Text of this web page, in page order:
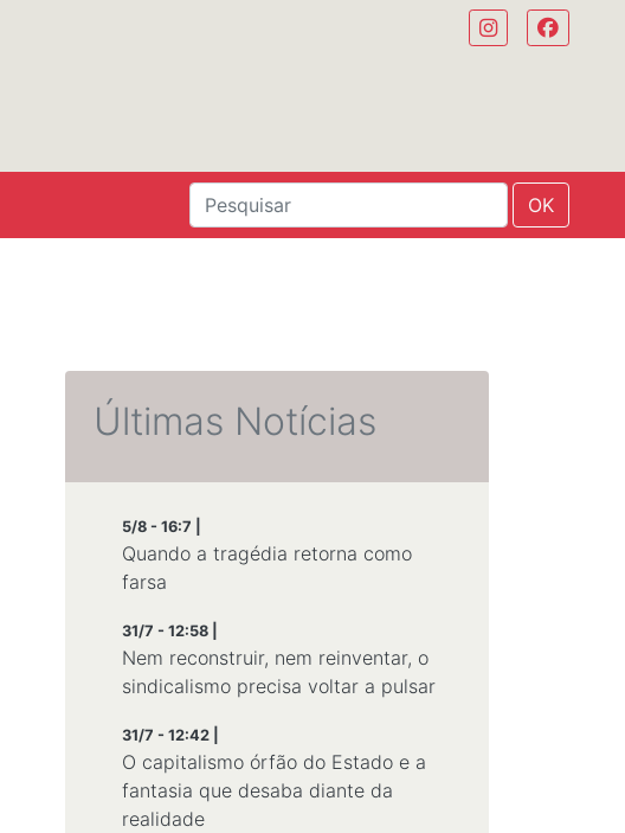
OK
Últimas Notícias
5/8 - 16:7 |
Quando a tragédia retorna como
farsa
31/7 - 12:58 |
Nem reconstruir, nem reinventar, o
sindicalismo precisa voltar a pulsar
31/7 - 12:42 |
O capitalismo órfão do Estado e a
fantasia que desaba diante da
realidade